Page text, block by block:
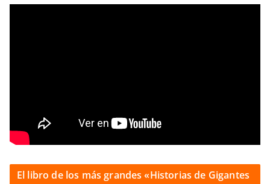
El libro de los más grandes «Historias de Gigantes